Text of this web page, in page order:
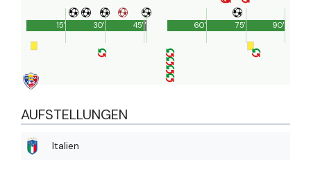
45'
15' 30' 1' 90'
60' 75'
AUFSTELLUNGEN
Italien